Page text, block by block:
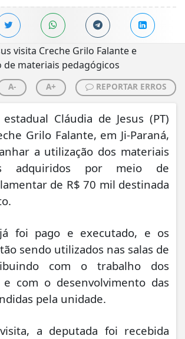
A- A+ REPORTAR ERROS
Cláudia de Jesus (PT)
Grilo Falante, em Ji-Paraná,
a utilização dos materiais
adquiridos por meio de
de R$ 70 mil destinada
foi pago e executado, e os
sendo utilizados nas salas de
com o trabalho dos
e com o desenvolvimento das
pela unidade.
a deputada foi recebida